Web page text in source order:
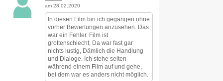
am 28.02.2020
In diesen Film bin ich gegangen ohne
vorher Bewertungen anzusehen. Das
war ein Fehler. Film ist
grottenschlecht, Da war fast gar
nichts lustig, Dämlich die Handlung
und Dialoge. Ich stehe selten
während einem Film auf und gehe,
bei dem war es anders nicht möglich.